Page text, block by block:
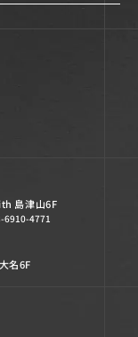
島津山6F
6910-4771
名6F